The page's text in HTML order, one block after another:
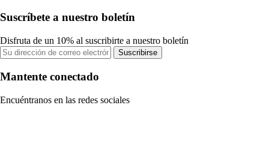
Suscríbete a nuestro boletín
Disfruta de un 10% al suscribirte a nuestro boletín
Suscribirse
Mantente conectado
Encuéntranos en las redes sociales